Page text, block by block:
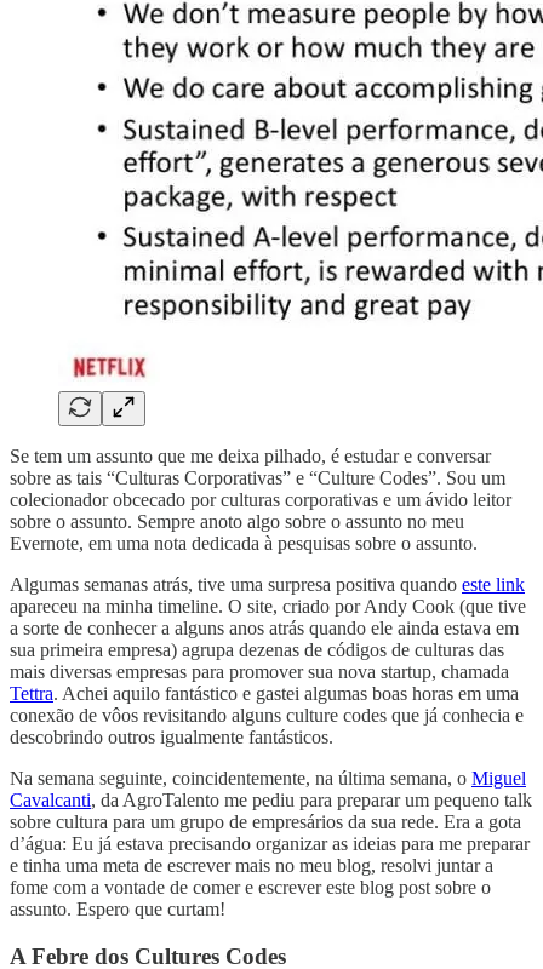
Se tem um assunto que me deixa pilhado, é estudar e conversar
sobre as tais “Culturas Corporativas” e “Culture Codes”. Sou um
colecionador obcecado por culturas corporativas e um ávido leitor
sobre o assunto. Sempre anoto algo sobre o assunto no meu
Evernote, em uma nota dedicada à pesquisas sobre o assunto.
Algumas semanas atrás, tive uma surpresa positiva quando este link
apareceu na minha timeline. O site, criado por Andy Cook (que tive
a sorte de conhecer a alguns anos atrás quando ele ainda estava em
sua primeira empresa) agrupa dezenas de códigos de culturas das
mais diversas empresas para promover sua nova startup, chamada
Tettra. Achei aquilo fantástico e gastei algumas boas horas em uma
conexão de vôos revisitando alguns culture codes que já conhecia e
descobrindo outros igualmente fantásticos.
Na semana seguinte, coincidentemente, na última semana, o Miguel
Cavalcanti, da AgroTalento me pediu para preparar um pequeno talk
sobre cultura para um grupo de empresários da sua rede. Era a gota
d’água: Eu já estava precisando organizar as ideias para me preparar
e tinha uma meta de escrever mais no meu blog, resolvi juntar a
fome com a vontade de comer e escrever este blog post sobre o
assunto. Espero que curtam!
A Febre dos Cultures Codes